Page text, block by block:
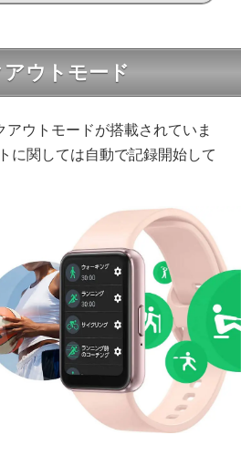
ウトモード
ウトモードが搭載されていま
に関しては自動で記録開始して